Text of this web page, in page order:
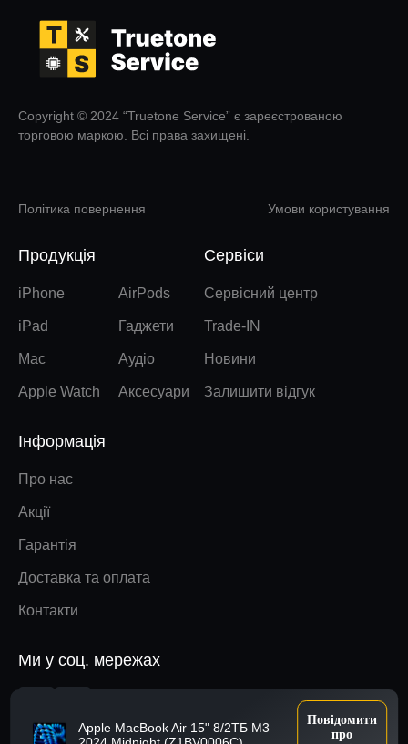
Apple MacBook Air 15" 8/2ТБ M3
Повідомити
про
Copyright © 2024 “Truetone Service” є зареєстрованою
торговою маркою. Всі права захищені.
Політика повернення Умови користування
Продукція
iPhone
iPad
Mac
Apple Watch
AirPods
Гаджети
Аудіо
Аксесуари
Сервіси
Сервісний центр
Trade-IN
Новини
Залишити відгук
Інформація
Про нас
Акції
Гарантія
Доставка та оплата
Контакти
Ми у соц. мережах
Наверх